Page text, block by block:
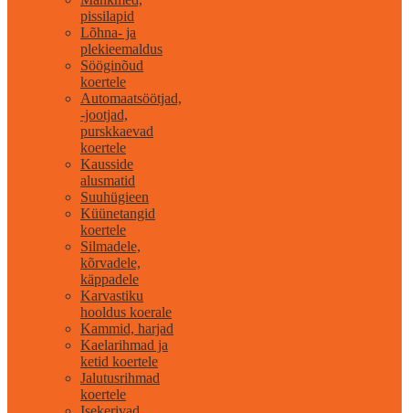
pissilapid
Lõhna- ja
plekieemaldus
Sööginõud
koertele
Automaatsöötjad,
-jootjad,
purskkaevad
koertele
Kausside
alusmatid
Suuhügieen
Küünetangid
koertele
Silmadele,
kõrvadele,
käppadele
Karvastiku
hooldus koerale
Kammid, harjad
Kaelarihmad ja
ketid koertele
Jalutusrihmad
koertele